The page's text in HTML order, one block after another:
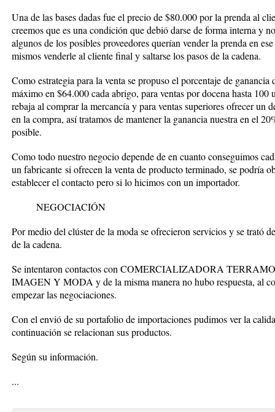
Una de las bases dadas fue el precio de $80.000 por la prenda al
creemos que es una condición que debió darse de forma interna y
algunos de los posibles proveedores querían vender la prenda en
mismos venderle al cliente final y saltarse los pasos de la cadena.
Como estrategia para la venta se propuso el porcentaje de
máximo en $64.000 cada abrigo, para ventas por docena hasta
rebaja al comprar la mercancía y para ventas superiores ofrecer un
en la compra, así tratamos de mantener la ganancia nuestra en el
posible.
Como todo nuestro negocio depende de en cuanto conseguimos
un fabricante si ofrecen la venta de producto terminado, se podría
establecer el contacto pero si lo hicimos con un importador.
NEGOCIACIÓN
Por medio del clúster de la moda se ofrecieron servicios y se trató
de la cadena.
Se intentaron contactos con COMERCIALIZADORA
IMAGEN Y MODA y de la misma manera no hubo respuesta, al
empezar las negociaciones.
Con el envió de su portafolio de importaciones pudimos ver la
continuación se relacionan sus productos.
Según su información.
...